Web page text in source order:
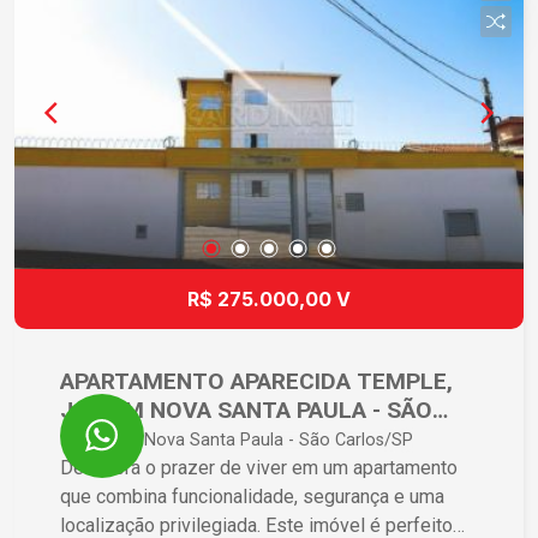
R$ 275.000,00 V
APARTAMENTO APARECIDA TEMPLE,
JARDIM NOVA SANTA PAULA - SÃO
CARLOS/SP
Jardim Nova Santa Paula - São Carlos/SP
Descubra o prazer de viver em um apartamento
que combina funcionalidade, segurança e uma
localização privilegiada. Este imóvel é perfeito